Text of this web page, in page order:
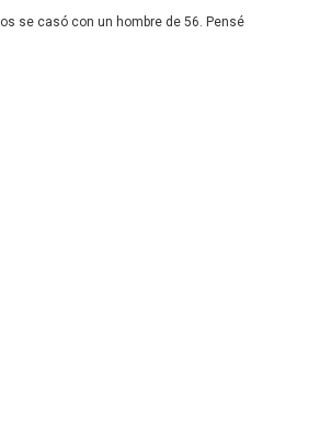
se casó con un hombre de 56. Pensé